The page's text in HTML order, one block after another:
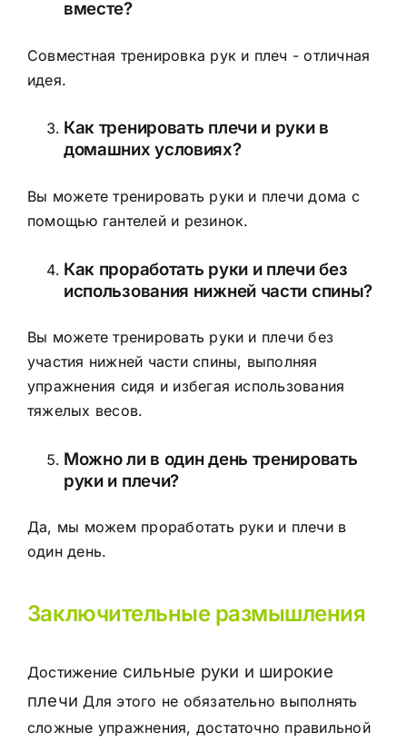
вместе?
Совместная тренировка рук и плеч - отличная
идея.
Как тренировать плечи и руки в
домашних условиях?
Вы можете тренировать руки и плечи дома с
помощью гантелей и резинок.
Как проработать руки и плечи без
использования нижней части спины?
Вы можете тренировать руки и плечи без
участия нижней части спины, выполняя
упражнения сидя и избегая использования
тяжелых весов.
Можно ли в один день тренировать
руки и плечи?
Да, мы можем проработать руки и плечи в
один день.
Заключительные размышления
Достижение сильные руки и широкие
плечи Для этого не обязательно выполнять
сложные упражнения, достаточно правильной